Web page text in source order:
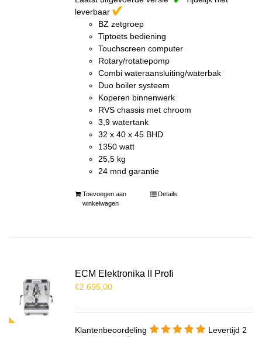
leverbaar
BZ zetgroep
Tiptoets bediening
Touchscreen computer
Rotary/rotatiepomp
Combi wateraansluiting/waterbak
Duo boiler systeem
Koperen binnenwerk
RVS chassis met chroom
3,9 watertank
32 x 40 x 45 BHD
1350 watt
25,5 kg
24 mnd garantie
Toevoegen aan
winkelwagen
Details
ECM Elektronika II Profi
€2.695,00
Klantenbeoordeling
Levertijd 2